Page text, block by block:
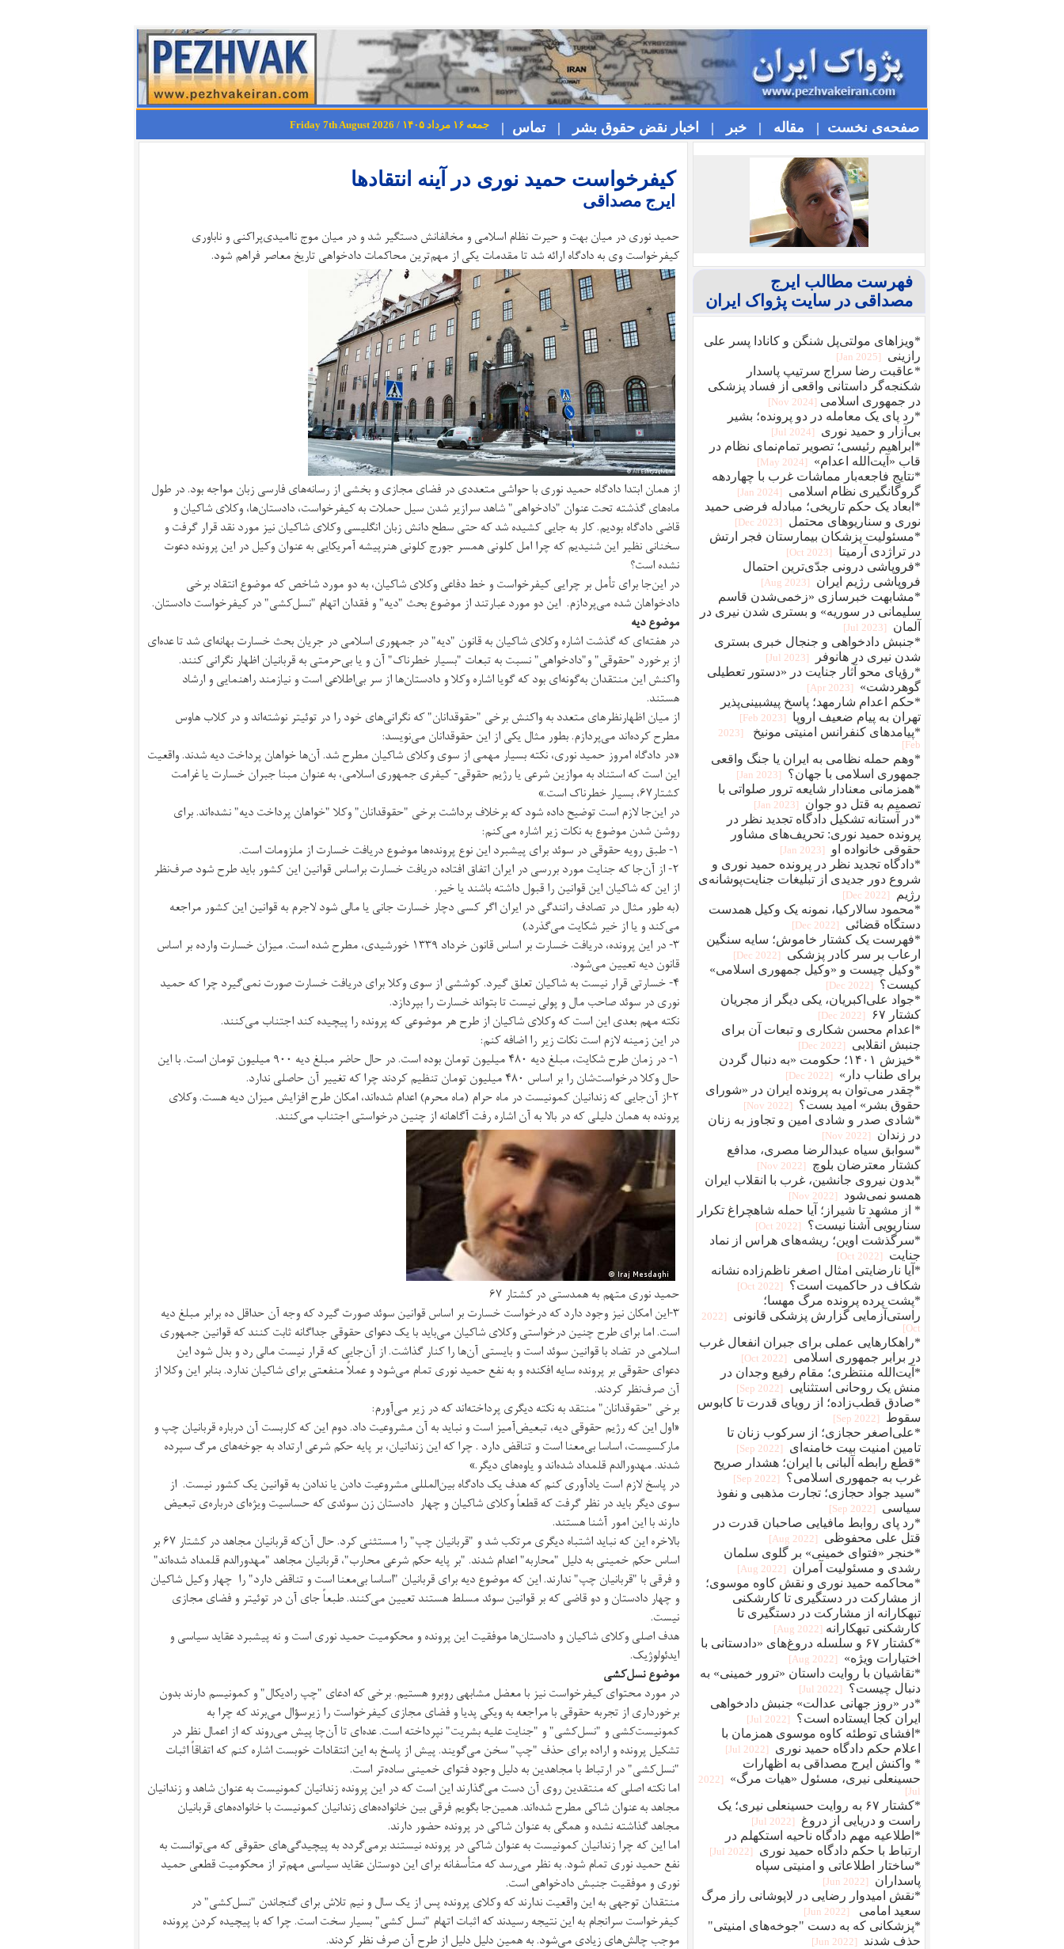
صفحه‌ی نخست | مقاله | خبر | اخبار نقض حقوق بشر | تماس | جمعه ۱۶ مرداد ۱۴۰۵ / Friday 7th August 2026
کیفرخواست حمید نوری در آینه انتقادها
ایرج مصداقی
حمید نوری در میان بهت و حیرت نظام اسلامی و مخالفانش دستگیر شد و در میان موج ناامیدی‌پراکنی و ناباوری
کیفرخواست وی به دادگاه ارائه شد تا مقدمات یکی از مهم‌ترین محاکمات دادخواهی تاریخ معاصر فراهم شود.
از همان ابتدا دادگاه حمید نوری با حواشی متعددی در فضای مجازی و بخشی از رسانه‌های فارسی زبان مواجه بود. در طول
ماه‌های گذشته تحت عنوان "دادخواهی" شاهد سرازیر شدن سیل حملات به کیفرخواست، دادستان‌ها، وکلای شاکیان و
قاضی دادگاه بودیم. کار به جایی کشیده شد که حتی سطح دانش زبان انگلیسی وکلای شاکیان نیز مورد نقد قرار گرفت و
سخنانی نظیر این شنیدیم که چرا امل کلونی همسر جورج کلونی هنرپیشه آمریکایی به عنوان وکیل در این پرونده دعوت
نشده است؟
در این‌جا برای تأمل بر چرایی کیفرخواست و خط دفاعی وکلای شاکیان، به دو مورد شاخص که موضوع انتقاد برخی
دادخواهان شده می‌پردازم. این دو مورد عبارتند از موضوع بحث "دیه" و فقدان اتهام "نسل‌کشی" در کیفرخواست دادستان.
موضوع دیه
در هفته‌ای که گذشت اشاره‌ وکلای شاکیان به قانون "دیه" در جمهوری اسلامی در جریان بحث خسارت بهانه‌ای شد تا عده‌ای
از برخورد "حقوقی" و"دادخواهی" نسبت به تبعات "بسیار خطرناک" آن و یا بی‌حرمتی به قربانیان اظهار نگرانی کنند.
واکنش این منتقدان به‌گونه‌ای بود که گویا اشاره‌ وکلا و دادستان‌ها از سر بی‌اطلاعی است و نیازمند راهنمایی و ارشاد
هستند.
از میان اظهار‌نظر‌های متعدد به واکنش برخی "حقوقدانان" که نگرانی‌های خود را در توئیتر نوشته‌اند و در کلاب هاوس
مطرح کرده‌اند می‌پردازم. بطور مثال یکی از این حقوقدانان می‌نویسد:
«در دادگاه امروز حمید نوری، نکته‌ بسیار مهمی از سوی وکلای شاکیان مطرح شد. آن‌ها خواهان پرداخت دیه شدند. واقعیت
این است که استناد به موازین شرعی یا رژیم حقوقی- کیفری جمهوری اسلامی، به عنوان مبنا جبران خسارت‌ یا غرامت
کشتار۶۷، بسیار خطرناک است.»
در این‌جا لازم است توضیح داده شود که برخلاف برداشت برخی "حقوقدانان" وکلا "خواهان پرداخت دیه" نشده‌اند. برای
روشن شدن موضوع به نکات زیر اشاره می‌کنم:
۱- طبق رویه حقوقی در سوئد برای پیشبرد این نوع پرونده‌ها موضوع دریافت خسارت از ملزومات است.
۲- از آن‌جا که جنایت مورد بررسی در ایران اتفاق افتاده دریافت خسارت براساس قوانین این کشور باید طرح شود صرف‌نظر
از این که شاکیان این قوانین را قبول داشته باشند یا خیر.
(به طور مثال در تصادف رانندگی در ایران اگر کسی دچار خسارت جانی یا مالی شود لاجرم به قوانین این کشور مراجعه
می‌کند و یا از خیر شکایت می‌گذرد.)
۳- در این پرونده، دریافت خسارت بر اساس قانون خرداد ۱۳۳۹ خورشیدی، مطرح شده است. میزان خسارت وارده بر اساس
قانون دیه تعیین می‌شود.
۴- خسارتی قرار نیست به شاکیان تعلق گیرد. کوششی از سوی وکلا برای دریافت خسارت صورت نمی‌گیرد چرا که حمید
نوری در سوئد صاحب مال و پولی نیست تا بتواند خسارت را بپردازد.
نکته‌ مهم بعدی این است که وکلای شاکیان از طرح هر موضوعی که پرونده را پیچیده کند اجتناب می‌کنند.
در این زمینه لازم است نکات زیر را اضافه کنم:‌
۱- در زمان طرح شکایت، مبلغ دیه ۴۸۰ میلیون تومان بوده است. در حال حاضر مبلغ دیه ۹۰۰ میلیون تومان است. با این
حال وکلا درخواست‌شان را بر اساس ۴۸۰ میلیون تومان تنظیم کردند چرا که تغییر آن حاصلی ندارد.
۲-از آن‌جایی که زندانیان کمونیست در ماه حرام (ماه محرم) اعدام شده‌اند، امکان طرح افزایش میزان دیه هست. وکلای
پرونده به همان دلیلی که در بالا به آن اشاره رفت آگاهانه از چنین درخواستی اجتناب می‌کنند.
حمید نوری متهم به همدستی در کشتار ۶۷
۳-این امکان نیز وجود دارد که درخواست خسارت بر اساس قوانین سوئد صورت گیرد که وجه آن حداقل ده برابر مبلغ دیه
است. اما برای طرح چنین درخواستی وکلای شاکیان می‌باید با یک دعوای حقوقی جداگانه ثابت کنند که قوانین جمهوری
اسلامی در تضاد با قوانین سوئد است و بایستی آن‌ها را کنار گذاشت. از آن‌جایی که قرار نیست مالی رد و بدل شود این
دعوای حقوقی بر پرونده سایه افکنده و به نفع حمید نوری تمام می‌شود و عملاً منفعتی برای شاکیان ندارد. بنابر این وکلا از
آن صرف‌نظر کردند.
برخی "حقوقدانان" منتقد به نکته‌ دیگری پرداخته‌اند که در زیر می‌آورم:
«اول این که رژیم حقوقی دیه، تبعیض‌آمیز است و نباید به آن مشروعیت داد. دوم این که کاربست آن درباره قربانیان چپ و
مارکسیست، اساسا بی‌معنا است و تناقض دارد . چرا که این زندانیان، بر پایه حکم شرعی ارتداد به جوخه‌های مرگ سپرده
شدند. مهدور‌الدم قلمداد شده‌اند و یاوه‌های دیگر.»
در پاسخ لازم است یادآوری کنم که هدف یک دادگاه‌ بین‌‌المللی مشروعیت دادن یا ندادن به قوانین یک کشور نیست. از
سوی دیگر باید در نظر گرفت که قطعاً وکلای شاکیان و چهار دادستان زن سوئدی که حساسیت ویژه‌ای درباره‌ی تبعیض
دارند با این امور آشنا هستند.
بالاخره این که نباید اشتباه دیگری مرتکب شد و "قربانیان چپ"‌ را مستثنی کرد. حال آن‌که قربانیان مجاهد در کشتار ۶۷ بر
اساس حکم خمینی به دلیل "محاربه" اعدام شدند. "بر پایه حکم شرعی محارب"، قربانیان مجاهد "مهدورالدم قلمداد شده‌اند"
و فرقی با "قربانیان چپ" ندارند. این که موضوع دیه برای قربانیان "اساسا بی‌معنا است و تناقض دارد" را چهار وکیل شاکیان
و چهار دادستان و دو قاضی که بر قوانین سوئد مسلط هستند تعیین می‌کنند. طبعاً جای آن در توئیتر و فضای مجازی
نیست.
هدف اصلی وکلای شاکیان و دادستان‌ها موفقیت این پرونده و محکومیت حمید نوری است و نه پیشبرد عقاید سیاسی و
ایدئولوژیک.
موضوع نسل‌کشی
در مورد محتوای کیفرخواست نیز با معضل مشابهی روبرو هستیم. برخی که ادعای "چپ رادیکال" و کمونیسم دارند بدون
برخورداری از تجربه حقوقی با مراجعه به ویکی پدیا و فضای مجازی کیفرخواست را زیرسؤال می‌برند که چرا به
کمونیست‌کشی و "نسل‌کشی" و "جنایت علیه بشریت" نپرداخته است. عده‌ای تا آن‌چا پیش می‌روند که از اعمال نظر در
تشکیل پرونده و اراده‌ برای حذف "چپ" سخن می‌گویند. پیش از پاسخ به این انتقادات خوبست اشاره کنم که اتفاقاً اثبات
"نسل‌کشی" در ارتباط با مجاهدین به دلیل وجود فتوای خمینی ساده‌تر است.
اما نکته‌ اصلی که منتقدین روی آن دست می‌گذارند این است که در این پرونده زندانیان کمونیست به عنوان شاهد و زندانیان
مجاهد به عنوان شاکی مطرح شده‌اند. همین‌جا بگویم فرقی بین خانواده‌های زندانیان کمونیست با خانواده‌های قربانیان
مجاهد گذاشته نشده و همگی به عنوان شاکی در پرونده حضور دارند.
اما این که چرا زندانیان کمونیست به عنوان شاکی در پرونده نیستند برمی‌گردد به پیچیدگی‌های حقوقی که می‌توانست به
نفع حمید نوری تمام شود. به نظر می‌رسد که متأسفانه برای این دوستان عقاید‌ سیاسی مهم‌تر از محکومیت قطعی حمید
نوری و موفقیت جنبش دادخواهی است.
منتقدان توجهی به این واقعیت ندارند که وکلای پرونده پس از یک سال و نیم تلاش برای گنجاندن "نسل‌کشی" در
کیفرخواست سرانجام به این نتیجه رسیدند که اثبات اتهام "نسل کشی" بسیار سخت است. چرا که با پیچیده کردن پرونده
موجب چالش‌های زیادی می‌شود. به همین دلیل دلیل از طرح آن صرف نظر کردند.
فهرست مطالب ایرج
مصداقی در سایت پژواک ایران
*ویزا‌های مولتی‌پل شنگن و کانادا پسر علی
رازینی
[2025 Jan]
*عاقبت رضا سراج سرتيپ پاسدار
شکنجه‌گر داستانی واقعی از فساد پزشکی
در جمهوری اسلامی [2024 Nov]
*رد پای یک معامله در دو پرونده؛ بشیر
بی‌آزار و حمید نوری
[2024 Jul]
*ابراهیم رئیسی؛ تصویر تمام‌نمای نظام در
قاب «آیت‌الله اعدام»
[2024 May]
*نتایج فاجعه‌بار مماشات غرب با چهاردهه
گروگانگیری نظام اسلامی
[2024 Jan]
*ابعاد یک حکم تاریخی؛ مبادله فرضی حمید
نوری و سناریوهای محتمل
[2023 Dec]
*مسئولیت پزشکان بیمارستان فجر ارتش
در تراژدی آرمیتا
[2023 Oct]
*فروپاشی درونی جدّی‌ترین احتمال
فروپاشی رژیم ایران
[2023 Aug]
*مشابهت خبرسازی «زخمی‌شدن قاسم
سلیمانی در سوریه» و بستری شدن نیری در
آلمان
[2023 Jul]
*جنبش دادخواهی و جنجال خبری بستری
شدن نیری در هانوفر
[2023 Jul]
*رؤیای محو آثار جنایت در «دستور تعطیلی
گوهردشت»
[2023 Apr]
*حکم اعدام شارمهد؛ پاسخ پیشبینی‌پذیر
تهران به پیام ضعیف اروپا
[2023 Feb]
*پیامدهای کنفرانس امنیتی مونیخ
[2023
Feb]
*وهم حمله نظامی به ایران یا جنگ واقعی
جمهوری اسلامی با جهان؟
[2023 Jan]
*همزمانی معنادار شایعه ترور صلواتی با
تصمیم به قتل دو جوان
[2023 Jan]
*در آستانه تشکیل دادگاه تجدید نظر در
پرونده حمید نوری: تحریف‌های مشاور
حقوقی خانواده او
[2023 Jan]
*دادگاه تجدید نظر در پرونده حمید نوری و
شروع دور جدیدی از تبلیغات جنایت‌پوشانه‌ی
رژیم
[2022 Dec]
*محمود سالارکیا، نمونه یک وکیل همدست
دستگاه قضائی
[2022 Dec]
*فهرست یک کشتار خاموش؛ سایه سنگین
ارعاب بر سر کادر پزشکی
[2022 Dec]
*وکیل چیست و «وکیل جمهوری اسلامی»
کیست؟
[2022 Dec]
*جواد علی‌اکبریان، یکی دیگر از مجریان
کشتار ۶۷
[2022 Dec]
*اعدام محسن شکاری و تبعات آن برای
جنبش انقلابی
[2022 Dec]
*خیزش ۱۴۰۱؛ حکومت «به دنبال گردن
برای طناب دار»
[2022 Dec]
*چقدر می‌توان به پرونده ایران در «شورای
حقوق بشر» امید بست؟
[2022 Nov]
*شادی صدر و شادی امین و تجاوز به زنان
در زندان
[2022 Nov]
*سوابق سیاه عبدالرضا مصری، مدافع
کشتار معترضان بلوچ
[2022 Nov]
*بدون نیروی جانشین، غرب با انقلاب ایران
همسو نمی‌شود
[2022 Nov]
* از مشهد تا شیراز؛ آیا حمله شاهچراغ تکرار
سناریویی آشنا نیست؟
[2022 Oct]
*سرگذشت اوین؛ ریشه‌های هراس از نماد
جنایت
[2022 Oct]
*آیا نارضایتی امثال اصغر ناظم‌زاده نشانه
شکاف در حاکمیت است؟
[2022 Oct]
*پشت پرده پرونده مرگ مهسا؛
راستی‌آزمایی گزارش پزشکی قانونی
[2022
Oct]
*راهکارهایی عملی برای جبران انفعال غرب
در برابر جمهوری اسلامی
[2022 Oct]
*آیت‌الله منتظری؛ مقام رفیع وجدان در
منش یک روحانی استثنایی
[2022 Sep]
*صادق قطب‌زاده؛ از رویای قدرت تا کابوس
سقوط
[2022 Sep]
*علی‌اصغر حجازی؛ از سرکوب زنان تا
تامین امنیت بیت خامنه‌ای
[2022 Sep]
*قطع رابطه آلبانی با ایران؛ هشدار صریح
غرب به جمهوری اسلامی؟
[2022 Sep]
*سید جواد حجازی؛ تجارت مذهبی و نفوذ
سیاسی
[2022 Sep]
*رد پای روابط مافيایی صاحبان قدرت در
قتل علی محفوظی
[2022 Aug]
*خنجر «فتوای خمینی» بر گلوی سلمان
رشدی و مسئولیت آمران
[2022 Aug]
*محاکمه حمید نوری و نقش کاوه موسوی؛
از مشارکت در دستگیری تا کارشکنی
تبهکارانه از مشارکت در دستگیری تا
کارشکنی تبهکارانه [2022 Aug]
*کشتار ۶۷ و سلسله دروغ‌های «دادستانی با
اختیارات ویژه»
[2022 Aug]
*نقاشیان با روایت داستان «ترور خمینی» به
دنبال چیست؟
[2022 Jul]
*در «روز جهانی عدالت» جنبش دادخواهی
ایران کجا ایستاده است؟
[2022 Jul]
*افشای توطئه کاوه موسوی همزمان با
اعلام حکم دادگاه حمید نوری
[2022 Jul]
* واکنش ایرج مصداقی به اظهارات
حسینعلی نیری، مسئول «هیات مرگ»
[2022
Jul]
*کشتار ۶۷ به روایت حسینعلی نیری؛ یک
راست و دریایی از دروغ
[2022 Jul]
*اطلاعیه مهم دادگاه ناحیه استکهلم در
ارتباط با حکم دادگاه حمید نوری
[2022 Jul]
*ساختار اطلاعاتی و امنیتی سپاه
پاسداران
[2022 Jun]
*نقش امیدوار رضایی در لاپوشانی راز مرگ
سعید امامی
[2022 Jun]
*پزشکانی که به دست "جوخه‌های امنیتی"
حذف شدند
[2022 Jun]